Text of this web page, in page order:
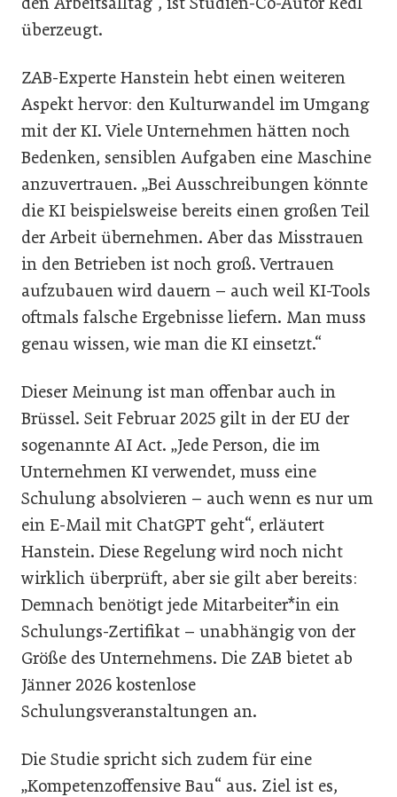
überzeugt.
ZAB-Experte Hanstein hebt einen weiteren
Aspekt hervor: den Kulturwandel im Umgang
mit der KI. Viele Unternehmen hätten noch
Bedenken, sensiblen Aufgaben eine Maschine
anzuvertrauen. „Bei Ausschreibungen könnte
die KI beispielsweise bereits einen großen Teil
der Arbeit übernehmen. Aber das Misstrauen
in den Betrieben ist noch groß. Vertrauen
aufzubauen wird dauern – auch weil KI-Tools
oftmals falsche Ergebnisse liefern. Man muss
genau wissen, wie man die KI einsetzt.“
Dieser Meinung ist man offenbar auch in
Brüssel. Seit Februar 2025 gilt in der EU der
sogenannte AI Act. „Jede Person, die im
Unternehmen KI verwendet, muss eine
Schulung absolvieren – auch wenn es nur um
ein E-Mail mit ChatGPT geht“, erläutert
Hanstein. Diese Regelung wird noch nicht
wirklich überprüft, aber sie gilt aber bereits:
Demnach benötigt jede Mitarbeiter*in ein
Schulungs-Zertifikat – unabhängig von der
Größe des Unternehmens. Die ZAB bietet ab
Jänner 2026 kostenlose
Schulungsveranstaltungen an.
Die Studie spricht sich zudem für eine
„Kompetenzoffensive Bau“ aus. Ziel ist es,